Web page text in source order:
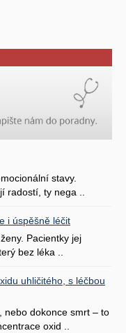
stavy.
radostí, ty nega ..
i úspěšně léčit
Pacientky jej
bez léka ..
uhličitého, s léčbou
nebo dokonce smrt – to
oxid ..